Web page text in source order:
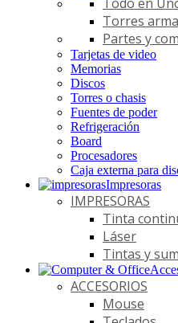
Torres
Partes y
Tarjetas de video
Memorias
Discos
Torres o chasis
Fuentes de poder
Refrigeración
Board
Procesadores
Caja externa para
Impresoras
IMPRESORAS
Tinta
Láser
Tintas y
ACCESORIOS
Mouse